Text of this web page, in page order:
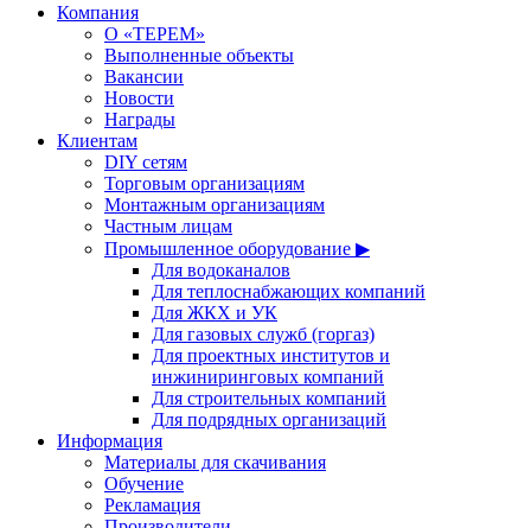
Компания
О «ТЕРЕМ»
Выполненные объекты
Вакансии
Новости
Награды
Клиентам
DIY сетям
Торговым организациям
Монтажным организациям
Частным лицам
Промышленное оборудование ▶
Для водоканалов
Для теплоснабжающих компаний
Для ЖКХ и УК
Для газовых служб (горгаз)
Для проектных институтов и
инжиниринговых компаний
Для строительных компаний
Для подрядных организаций
Информация
Материалы для скачивания
Обучение
Рекламация